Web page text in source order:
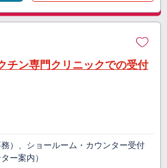
チン専門クリニックでの受付
）、ショールーム・カウンター受付
ー案内）